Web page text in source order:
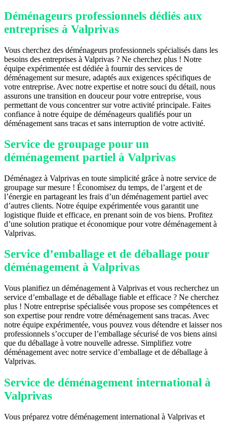
Déménageurs professionnels dédiés aux
entreprises à Valprivas
Vous cherchez des déménageurs professionnels spécialisés dans les
besoins des entreprises à Valprivas ? Ne cherchez plus ! Notre
équipe expérimentée est dédiée à fournir des services de
déménagement sur mesure, adaptés aux exigences spécifiques de
votre entreprise. Avec notre expertise et notre souci du détail, nous
assurons une transition en douceur pour votre entreprise, vous
permettant de vous concentrer sur votre activité principale. Faites
confiance à notre équipe de déménageurs qualifiés pour un
déménagement sans tracas et sans interruption de votre activité.
Service de groupage pour un
déménagement partiel à Valprivas
Déménagez à Valprivas en toute simplicité grâce à notre service de
groupage sur mesure ! Économisez du temps, de l’argent et de
l’énergie en partageant les frais d’un déménagement partiel avec
d’autres clients. Notre équipe expérimentée vous garantit une
logistique fluide et efficace, en prenant soin de vos biens. Profitez
d’une solution pratique et économique pour votre déménagement à
Valprivas.
Service d’emballage et de déballage pour
déménagement à Valprivas
Vous planifiez un déménagement à Valprivas et vous recherchez un
service d’emballage et de déballage fiable et efficace ? Ne cherchez
plus ! Notre entreprise spécialisée vous propose ses compétences et
son expertise pour rendre votre déménagement sans tracas. Avec
notre équipe expérimentée, vous pouvez vous détendre et laisser nos
professionnels s’occuper de l’emballage sécurisé de vos biens ainsi
que du déballage à votre nouvelle adresse. Simplifiez votre
déménagement avec notre service d’emballage et de déballage à
Valprivas.
Service de déménagement international à
Valprivas
Vous préparez votre déménagement international à Valprivas et